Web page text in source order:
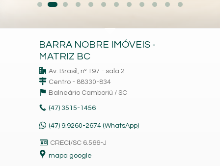
BARRA NOBRE IMÓVEIS -
MATRIZ BC
Av. Brasil, nº 197 - sala 2
Centro - 88330-834
Balneário Camboriú / SC
(47) 3515-1456
(47) 9.9260-2674 (WhatsApp)
CRECI/SC 6.566-J
mapa google